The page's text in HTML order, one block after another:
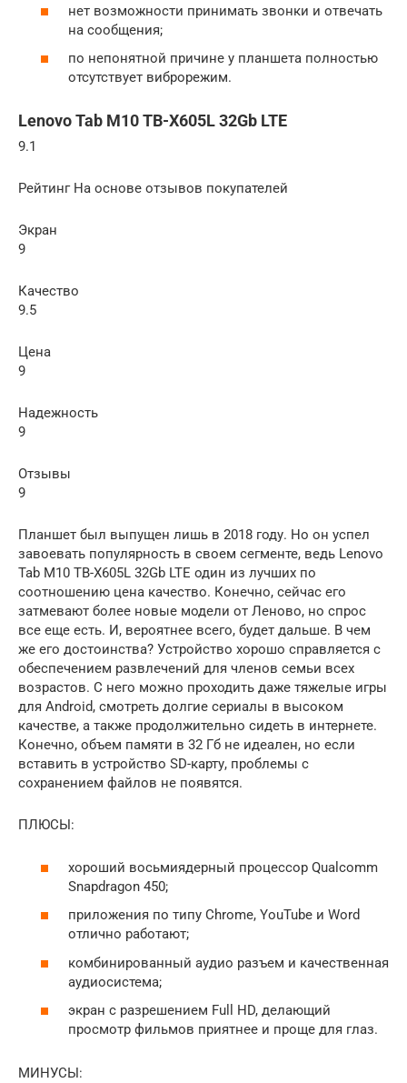
нет возможности принимать звонки и отвечать
на сообщения;
по непонятной причине у планшета полностью
отсутствует виброрежим.
Lenovo Tab M10 TB-X605L 32Gb LTE
9.1
Рейтинг На основе отзывов покупателей
Экран
9
Качество
9.5
Цена
9
Надежность
9
Отзывы
9
Планшет был выпущен лишь в 2018 году. Но он успел
завоевать популярность в своем сегменте, ведь Lenovo
Tab M10 TB-X605L 32Gb LTE один из лучших по
соотношению цена качество. Конечно, сейчас его
затмевают более новые модели от Леново, но спрос
все еще есть. И, вероятнее всего, будет дальше. В чем
же его достоинства? Устройство хорошо справляется с
обеспечением развлечений для членов семьи всех
возрастов. С него можно проходить даже тяжелые игры
для Android, смотреть долгие сериалы в высоком
качестве, а также продолжительно сидеть в интернете.
Конечно, объем памяти в 32 Гб не идеален, но если
вставить в устройство SD-карту, проблемы с
сохранением файлов не появятся.
ПЛЮСЫ:
хороший восьмиядерный процессор Qualcomm
Snapdragon 450;
приложения по типу Chrome, YouTube и Word
отлично работают;
комбинированный аудио разъем и качественная
аудиосистема;
экран с разрешением Full HD, делающий
просмотр фильмов приятнее и проще для глаз.
МИНУСЫ: